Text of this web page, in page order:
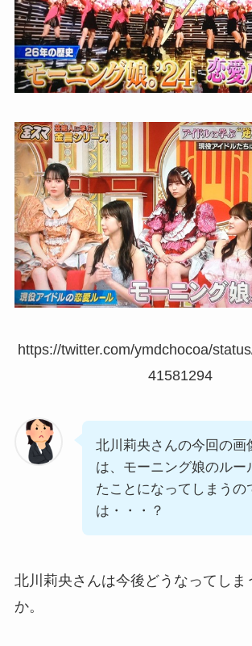
https://twitter.com/ymdchocoa/
41581294
北川莉央さんの今回の画
は、モーニング娘のルー
たことになってしまうの
は・・・？
北川莉央さんは今後どうなってしま
か。